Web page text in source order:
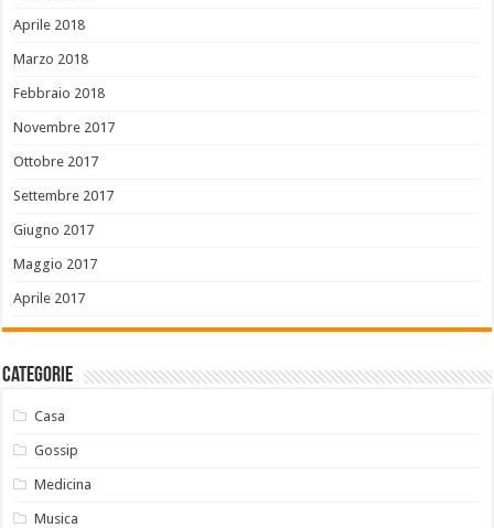
Aprile 2018
Marzo 2018
Febbraio 2018
Novembre 2017
Ottobre 2017
Settembre 2017
Giugno 2017
Maggio 2017
Aprile 2017
Categorie
Casa
Gossip
Medicina
Musica